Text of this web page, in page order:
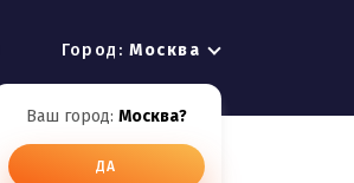
Город:Москва
Ваш город: Москва?
ДА